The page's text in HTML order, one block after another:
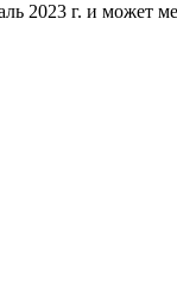
2023 г. и может